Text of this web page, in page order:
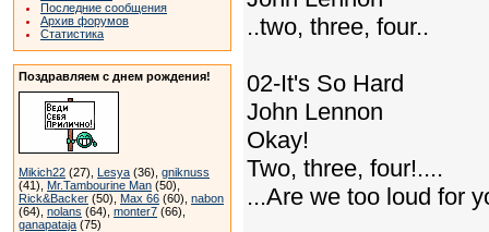
Последние сообщения
Архив форумов
Статистика
Поздравляем с днем рождения!
Mikich22 (27), Lesya (36), gniknuss
(41), Mr.Tambourine Man (50),
Rick&Backer (50), Max 66 (60), nabon
(64), nolans (64), monter7 (66),
ganapataja (75)
..two, three, four..
02-It's So Hard
John Lennon
Okay!
Two, three, four!....
...Are we too loud for